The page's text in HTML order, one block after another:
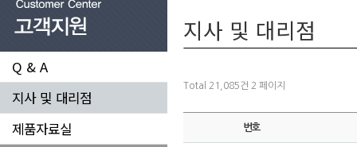
Q & A
지사 및 대리점
제품자료실
지사 및 대리점
Total 21,085건 2 페이지
번호